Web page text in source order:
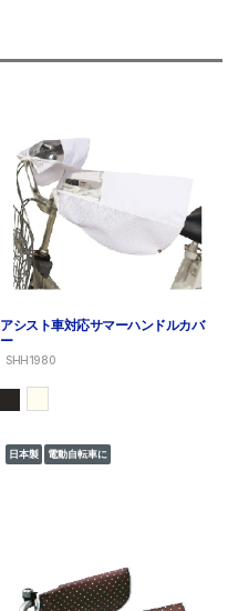
アシスト車対応サマーハンドルカバ
ー
SHH1980
日本製 電動自転車に